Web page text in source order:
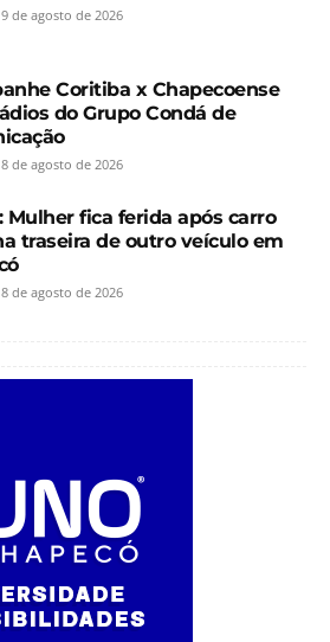
9 de agosto de 2026
Coritiba x Chapecoense
do Grupo Condá de
8 de agosto de 2026
Mulher fica ferida após carro
traseira de outro veículo em
8 de agosto de 2026